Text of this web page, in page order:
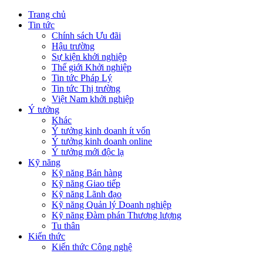
Trang chủ
Tin tức
Chính sách Ưu đãi
Hậu trường
Sự kiện khởi nghiệp
Thế giới Khởi nghiệp
Tin tức Pháp Lý
Tin tức Thị trường
Việt Nam khởi nghiệp
Ý tưởng
Khác
Ý tưởng kinh doanh ít vốn
Ý tưởng kinh doanh online
Ý tưởng mới độc lạ
Kỹ năng
Kỹ năng Bán hàng
Kỹ năng Giao tiếp
Kỹ năng Lãnh đạo
Kỹ năng Quản lý Doanh nghiệp
Kỹ năng Đàm phán Thương lượng
Tu thân
Kiến thức
Kiến thức Công nghệ